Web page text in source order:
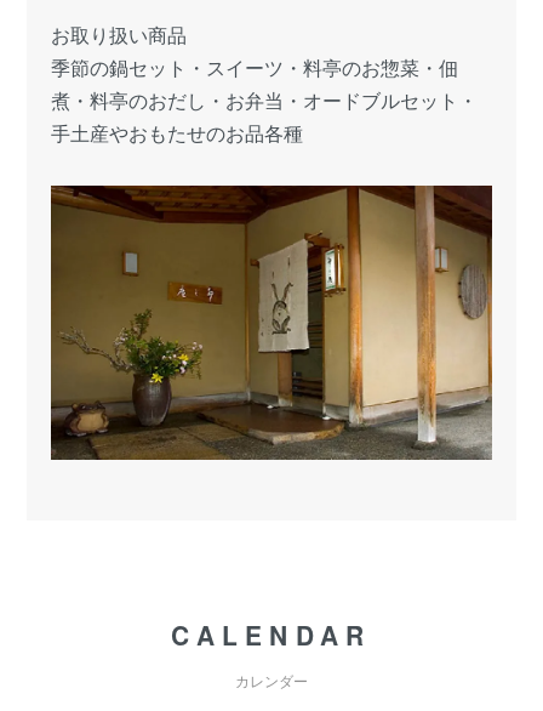
お取り扱い商品
季節の鍋セット・スイーツ・料亭のお惣菜・佃
煮・料亭のおだし・お弁当・オードブルセット・
手土産やおもたせのお品各種
CALENDAR
カレンダー